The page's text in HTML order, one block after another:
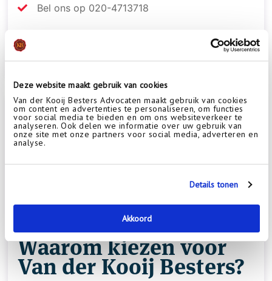
Deze website maakt gebruik van cookies
Van der Kooij Besters Advocaten maakt gebruik van cookies
om content en advertenties te personaliseren, om functies
voor social media te bieden en om ons websiteverkeer te
analyseren. Ook delen we informatie over uw gebruik van
onze site met onze partners voor social media, adverteren en
analyse.
Details tonen
Akkoord
Bel ons op 020-4713718
Waarom kiezen voor
Van der Kooij Besters?